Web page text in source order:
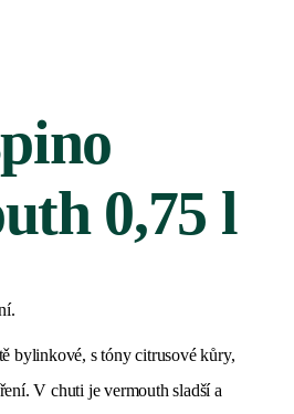
0,75 l
bylinkové, s tóny citrusové kůry,
V chuti je vermouth sladší a